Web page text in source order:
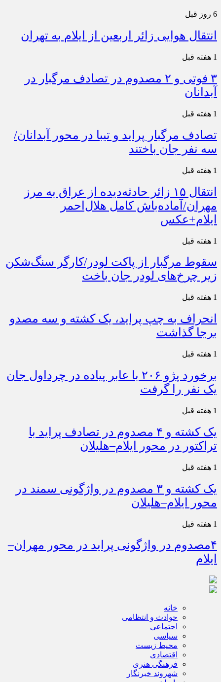
6 روز قبل
انتقال هوایی زائر اربعین از ایلام به تهران
1 هفته قبل
۳ فوتی و ۲ مصدوم در تصادف مرگبار در
آبدانان
1 هفته قبل
تصادف مرگبار پراید و تیبا در محور آبدانان/
سه نفر جان باختند
1 هفته قبل
انتقال ۱۵ زائر حادثه‌دیده از عراق به مرز
مهران/آماده‌باش کامل هلال‌احمر
ایلام+عکس
1 هفته قبل
سقوط مرگبار از پاکت لودر/کارگر سنگ‌شکن
زیر چرخ‌های لودر جان باخت
1 هفته قبل
انحراف به چپ پراید، یک کشته و سه مصدو
برجا گذاشت
1 هفته قبل
برخورد پژو ۲۰۶ با عابر پیاده در چرداول جان
یک نفر را گرفت
1 هفته قبل
یک کشته و ۴ مصدوم در تصادف پراید با
تراکتور در محور ایلام–هلیلان
1 هفته قبل
یک کشته و ۳ مصدوم در واژگونی سمند در
محور ایلام–هلیلان
1 هفته قبل
۴مصدوم در واژگونی پراید در محور مهران–
ایلام
خانه
حوادث و انتظامی
اجتماعی
سیاسی
محیط زیست
اقتصادی
فرهنگی هنری
شهروند خبرنگار